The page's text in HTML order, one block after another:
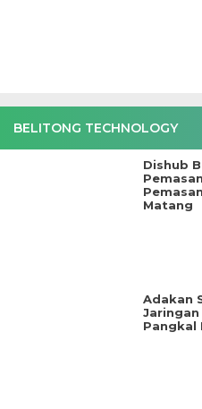
BELITONG TECHNOLOGY
Dishub
Matang
Adakan
Jaringan
Pangkal